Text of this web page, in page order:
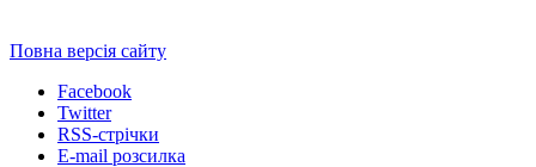
Повна версія сайту
Facebook
Twitter
RSS-стрічки
E-mail розсилка